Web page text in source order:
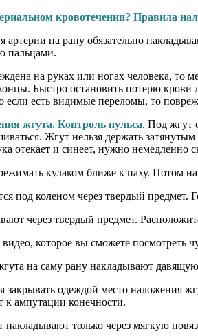
кровотечении? Правила
артерии на рану обязательно
пальцами.
на руках или ногах человека, то
Быстро остановить потерю
есть видимые переломы, то
жгута. Контроль пульса. Под жгут
Жгут нельзя держать
отекает и синеет, нужно немедленно
кулаком ближе к паху. Потом
под коленом через твердый предмет.
через твердый предмет.
которое вы сможете посмотреть
на саму рану накладывают давящую
закрывать одеждой место наложения
к ампутации конечности.
только через мягкую